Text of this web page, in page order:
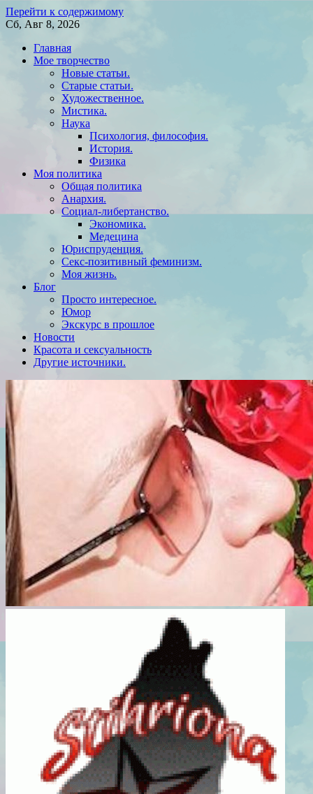
Перейти к содержимому
Сб, Авг 8, 2026
Главная
Мое творчество
Новые статьи.
Старые статьи.
Художественное.
Мистика.
Наука
Психология, философия.
История.
Физика
Моя политика
Общая политика
Анархия.
Социал-либертанство.
Экономика.
Медецина
Юриспруденция.
Секс-позитивный феминизм.
Моя жизнь.
Блог
Просто интересное.
Юмор
Экскурс в прошлое
Новости
Красота и сексуальность
Другие источники.